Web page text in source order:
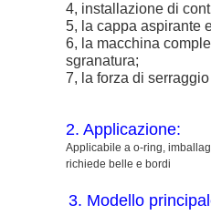
4, installazione di
5, la cappa aspirante
6, la macchina
sgranatura;
7, la forza di
2. Applicazione:
Applicabile a o-ring,
richiede belle e bordi
3. Modello